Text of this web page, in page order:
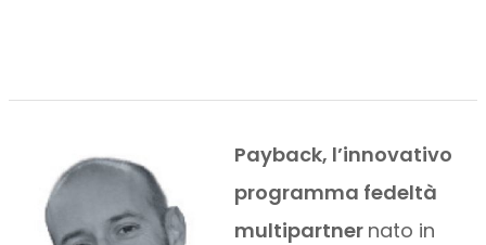
Payback, l’innovativo
programma fedeltà
multipartner nato in